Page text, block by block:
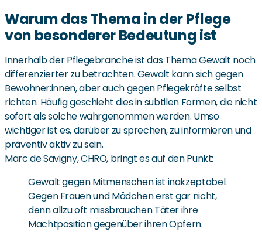
Warum das Thema in der Pflege
von besonderer Bedeutung ist
Innerhalb der Pflegebranche ist das Thema Gewalt noch
differenzierter zu betrachten. Gewalt kann sich gegen
Bewohner:innen, aber auch gegen Pflegekräfte selbst
richten. Häufig geschieht dies in subtilen Formen, die nicht
sofort als solche wahrgenommen werden. Umso
wichtiger ist es, darüber zu sprechen, zu informieren und
präventiv aktiv zu sein.
Marc de Savigny, CHRO, bringt es auf den Punkt:
Gewalt gegen Mitmenschen ist inakzeptabel.
Gegen Frauen und Mädchen erst gar nicht,
denn allzu oft missbrauchen Täter ihre
Machtposition gegenüber ihren Opfern.